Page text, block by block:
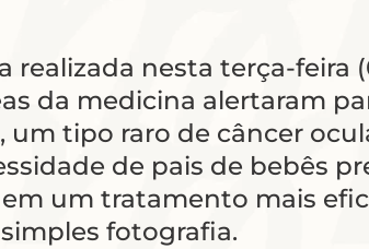
nesta terça-feira
da medicina alertaram
tipo raro de câncer
de pais de bebês
um tratamento mais
fotografia.